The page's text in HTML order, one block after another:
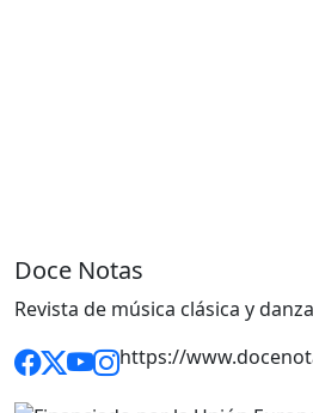
Doce Notas
Revista de música clásica y danza
https://